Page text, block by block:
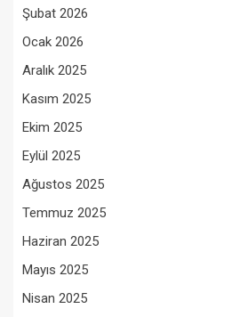
Şubat 2026
Ocak 2026
Aralık 2025
Kasım 2025
Ekim 2025
Eylül 2025
Ağustos 2025
Temmuz 2025
Haziran 2025
Mayıs 2025
Nisan 2025